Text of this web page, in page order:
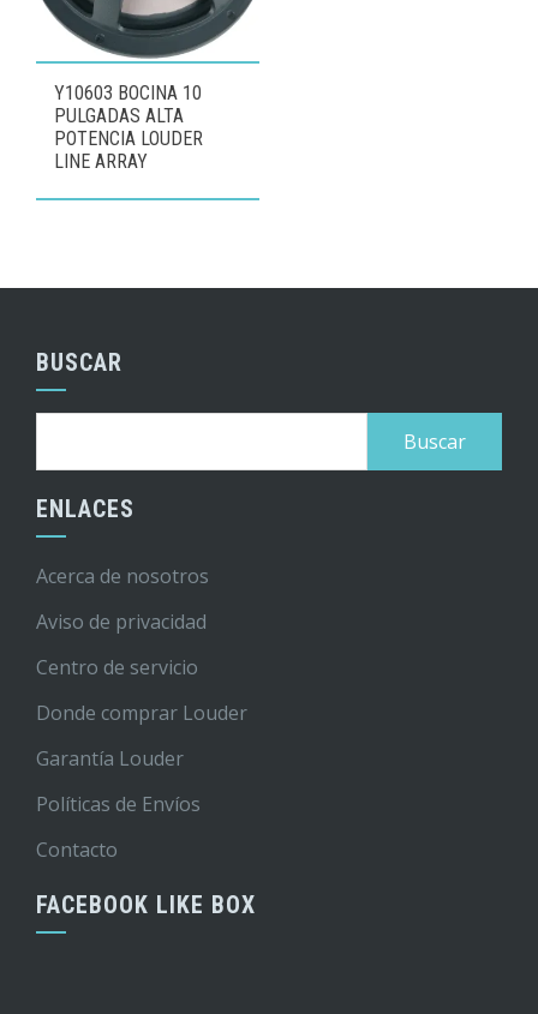
Y10603 BOCINA 10
PULGADAS ALTA
POTENCIA LOUDER
LINE ARRAY
BUSCAR
ENLACES
Acerca de nosotros
Aviso de privacidad
Centro de servicio
Donde comprar Louder
Garantía Louder
Políticas de Envíos
Contacto
FACEBOOK LIKE BOX